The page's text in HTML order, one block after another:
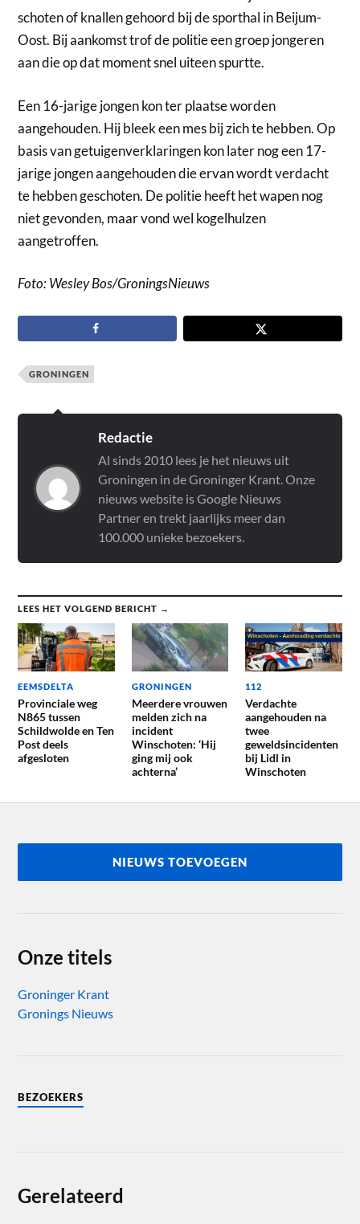
schoten of knallen gehoord bij de sporthal in Beijum-
Oost. Bij aankomst trof de politie een groep jongeren
aan die op dat moment snel uiteen spurtte.
Een 16-jarige jongen kon ter plaatse worden
aangehouden. Hij bleek een mes bij zich te hebben. Op
basis van getuigenverklaringen kon later nog een 17-
jarige jongen aangehouden die ervan wordt verdacht
te hebben geschoten. De politie heeft het wapen nog
niet gevonden, maar vond wel kogelhulzen
aangetroffen.
Foto: Wesley Bos/GroningsNieuws
GRONINGEN
Redactie
Al sinds 2010 lees je het nieuws uit
Groningen in de Groninger Krant. Onze
nieuws website is Google Nieuws
Partner en trekt jaarlijks meer dan
100.000 unieke bezoekers.
LEES HET VOLGEND BERICHT →
EEMSDELTA
Provinciale weg
N865 tussen
Schildwolde en Ten
Post deels
afgesloten
GRONINGEN
Meerdere vrouwen
melden zich na
incident
Winschoten: ‘Hij
ging mij ook
achterna’
112
Verdachte
aangehouden na
twee
geweldsincidenten
bij Lidl in
Winschoten
NIEUWS TOEVOEGEN
Onze titels
Groninger Krant
Gronings Nieuws
BEZOEKERS
Gerelateerd